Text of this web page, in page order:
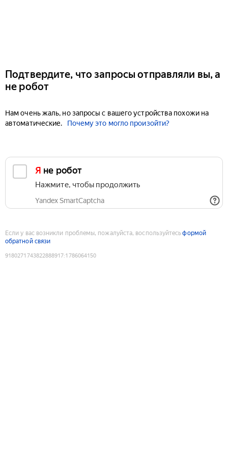
Подтвердите, что запросы отправляли вы, а
не робот
Нам очень жаль, но запросы с вашего устройства похожи на
автоматические.
Почему это могло произойти?
Я не робот
Нажмите, чтобы продолжить
Yandex SmartCaptcha
Если у вас возникли проблемы, пожалуйста, воспользуйтесьформой
обратной связи
9180271743822888917:1786064150